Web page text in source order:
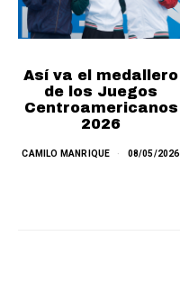
Así va el medallero
de los Juegos
Centroamericanos
2026
CAMILO MANRIQUE 08/05/2026